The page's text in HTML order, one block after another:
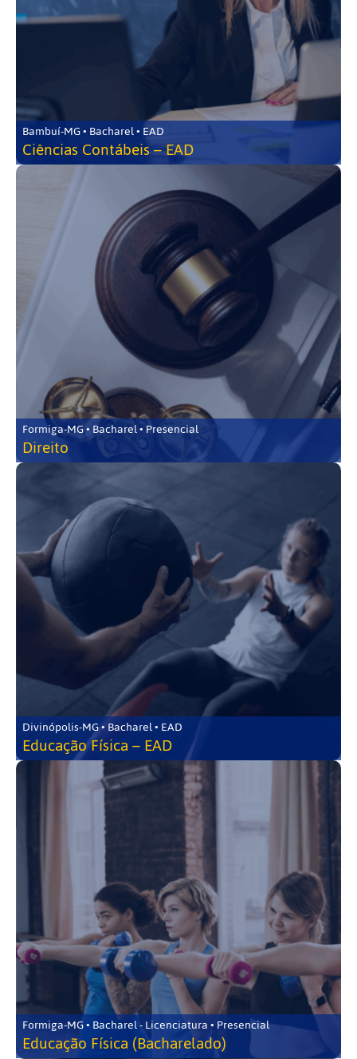
Bambuí-MG • Bacharel • EAD
Ciências Contábeis – EAD
Formiga-MG • Bacharel • Presencial
Direito
Divinópolis-MG • Bacharel • EAD
Educação Física – EAD
Formiga-MG • Bacharel - Licenciatura • Presencial
Educação Física (Bacharelado)